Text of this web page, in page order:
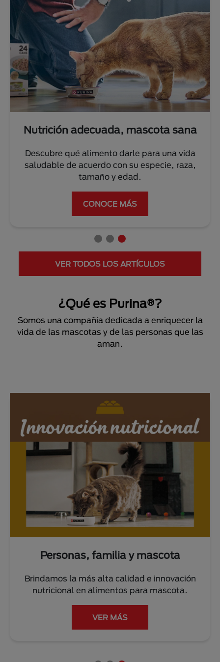
Next
sana
una vida
raza,
Entrena a tu perro o
Conoce los mejores tips de
para su correcto
VER MÁS
VER TODOS LOS ARTÍCULOS
¿Qué es Purina®?
Somos una compañía dedicada a enriquecer la
vida de las mascotas y de las personas que las
aman.
Personas y el planeta
Trabajamos diariamente con
cuidar del planeta y reducir el
LEER MÁS